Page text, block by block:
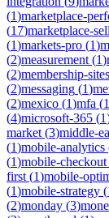
(1)marketplace-
(17)marketplace-
(1)markets-pro (1)
(2)measurement (1)
(2)membership-sites
(2)messaging (1)
(2)mexico (1)mfa (1
(4)microsoft-365 (1
market (3)middle-
(1)mobile-analytics
(1)mobile-checkout
first (1)mobile-
(1)mobile-strategy (
(2)monday (3)